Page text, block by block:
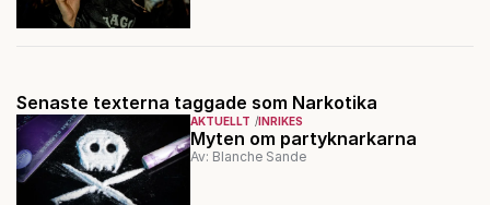
Senaste texterna taggade som Narkotika
AKTUELLT INRIKES
Myten om partyknarkarna
Av: Blanche Sande